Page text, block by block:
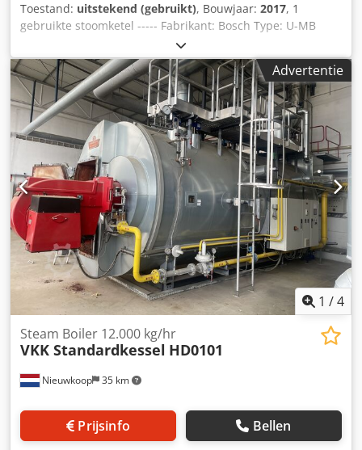
Toestand: uitstekend (gebruikt), Bouwjaar: 2017, 1
gebruikte stoomketel ----- Fabrikant: Bosch Type: U-MB
2020 Vermogen: 2.000 kg/h Toelaatbare bedrijfsdruk: 13,0
bar Verhoogde testdruk: 24,1 bar Dcjdpezltalofx Ah Ijk
Maximale temperatuur: 195°C Totaalvolume: 2.065 l
Bouwjaar: 01 / 2017 CE-markering: CE 0036 uitgerust met
Weishaupt-gasbrander, type WM-G20/3-A, 300-2.000 kW,
uitvoering ZM-LN, 15-500 mbar, gasregelklep, aparte
schakelkast, ketelregeling Loos-Boiler-Control LBC,
voedingswaterpomp, Eco type 1, vermogen 89 kW, volume
41 liter, temperatuur 238°C, toelaatbare bedrijfsdruk 31
bar, test-overdruk 56 bar, en de aanwezige grove en fijne
appendages.
Advertentie
1 /4
Nieuwkoop 35 km
Steam Boiler 12.000 kg/hr
VKK Standardkessel HD0101
Prijsinfo Bellen